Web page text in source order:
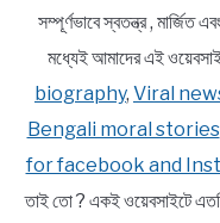
সম্পূর্ণভাবে স্বতন্ত্র , মার্জিত
মধ্যেই আমাদের এই
biography, Viral
Bengali moral stories
for facebook and
তাই তো ? একই ওয়েবসাইটে